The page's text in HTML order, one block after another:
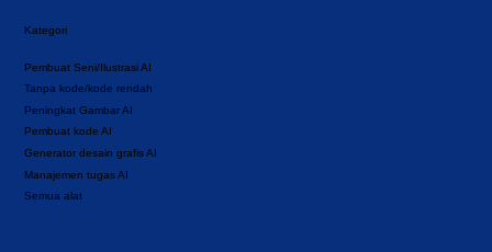
Kategori
Semua alat
Manajemen tugas AI
Generator desain grafis AI
Tanpa kode/kode rendah
Pembuat kode AI
Peningkat Gambar AI
Pembuat Seni/Ilustrasi AI